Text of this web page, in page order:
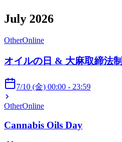
July 2026
OtherOnline
オイルの日 & 大麻取締法
7/10 (金) 00:00 - 23:59
OtherOnline
Cannabis Oils Day